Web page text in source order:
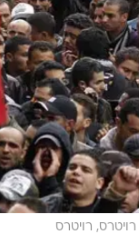
רויטרס, רויטרס